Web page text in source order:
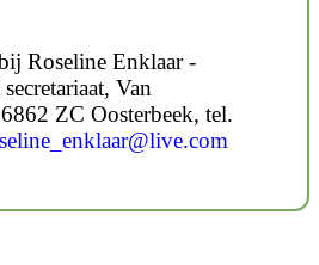
Roseline Enklaar -
Van
ZC Oosterbeek, tel.